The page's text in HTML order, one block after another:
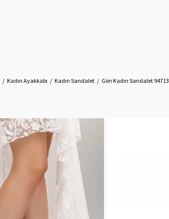
Kadın Ayakkabı Kadın Sandalet Gön Kadın Sandalet 94713